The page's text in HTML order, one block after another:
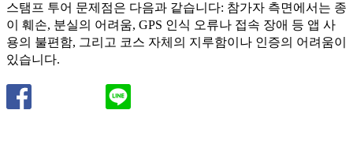
스탬프 투어 문제점은 다음과 같습니다: 참가자 측면에서는 종
이 훼손, 분실의 어려움, GPS 인식 오류나 접속 장애 등 앱 사
용의 불편함, 그리고 코스 자체의 지루함이나 인증의 어려움이
있습니다.